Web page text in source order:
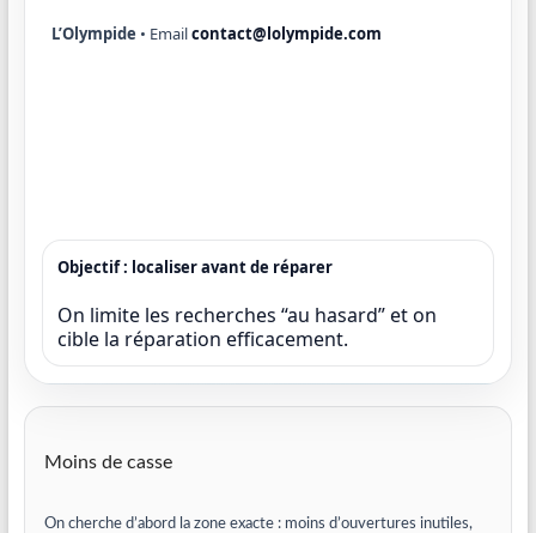
L’Olympide • Emailcontact@lolympide.com
Objectif : localiser avant de réparer
On limite les recherches “au hasard” et on
cible la réparation efficacement.
Moins de casse
On cherche d’abord la zone exacte : moins d’ouvertures inutiles,